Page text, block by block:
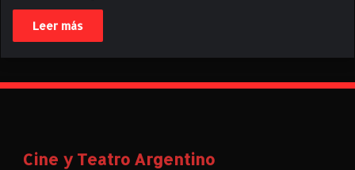
Leer más
Cine y Teatro Argentino